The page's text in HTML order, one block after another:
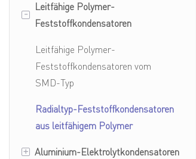
Leitfähige Polymer-
Hybridkondensatoren vom SMD-
Leitfähige Polymer-
Hybridkondensatoren vom radialen
-
Leitfähige Polymer-
Feststoffkondensatoren
Leitfähige Polymer-
Feststoffkondensatoren vom
SMD-Typ
Radialtyp-Feststoffkondensatoren
aus leitfähigem Polymer
+ Aluminium-Elektrolytkondensatoren